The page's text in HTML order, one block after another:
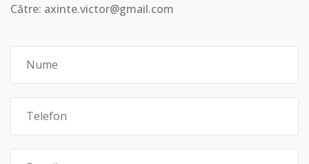
Către: axinte.victor@gmail.com